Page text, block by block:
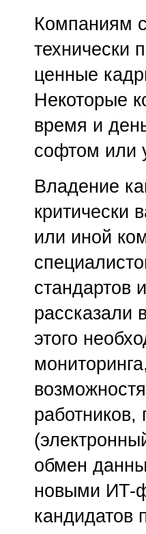
Компаниям
технически
ценные
Некоторые
время и
софтом или
Владение
критически
или иной
стандартов
рассказали
этого
обмен
новыми ИT-
кандидатов